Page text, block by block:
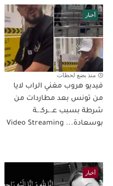
أخبار
منذ بضع لحظات
فيديو هروب مغني الراب لايا
من تونس بعد مطاردات من
شرطة بسبب عـ.ـركـ.ـة
بوسعادة... Video Streaming
أخبار